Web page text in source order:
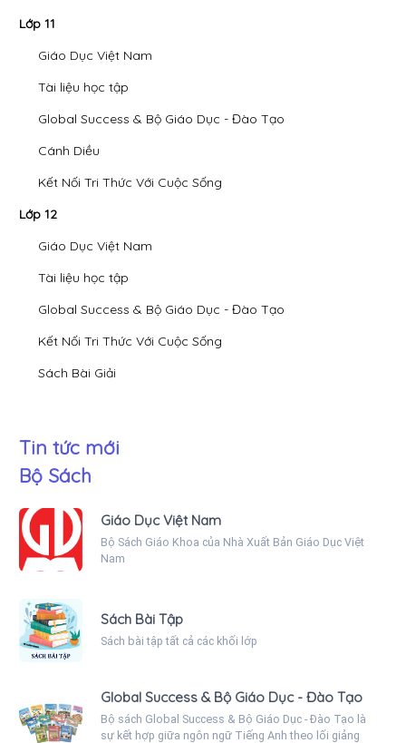
Lớp 11
Giáo Dục Việt Nam
Tài liệu học tập
Global Success & Bộ Giáo Dục - Đào Tạo
Cánh Diều
Kết Nối Tri Thức Với Cuộc Sống
Lớp 12
Giáo Dục Việt Nam
Tài liệu học tập
Global Success & Bộ Giáo Dục - Đào Tạo
Kết Nối Tri Thức Với Cuộc Sống
Sách Bài Giải
Tin tức mới
Bộ Sách
Giáo Dục Việt Nam
Bộ Sách Giáo Khoa của Nhà Xuất Bản Giáo Dục Việt
Nam
Sách Bài Tập
Sách bài tập tất cả các khối lớp
Global Success & Bộ Giáo Dục - Đào Tạo
Bộ sách Global Success & Bộ Giáo Dục - Đào Tạo là
sự kết hợp giữa ngôn ngữ Tiếng Anh theo lối giảng